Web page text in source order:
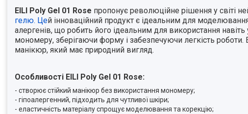
EILI Poly Gel 01 Rose пропонує революційне рішення у світі
гелю. Цей інноваційний продукт є ідеальним для
алергенів, що робить його ідеальним для використання
мономеру, зберігаючи форму і забезпечуючи легкість
манікюр, який має природний вигляд.
Особливості EILI Poly Gel 01 Rose:
- створює стійкий манікюр без використання мономеру;
- гіпоалергенний, підходить для чутливої ​​шкіри;
- еластичність матеріалу спрощує моделювання та корекцію;